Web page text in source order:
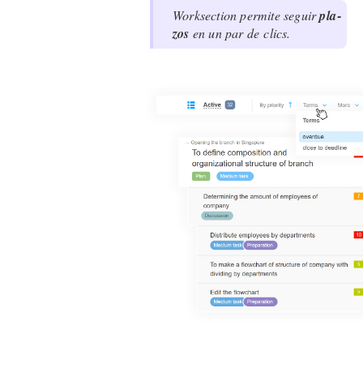
Work­sec­tion per­mite seguirpla­
zos en un par de clics.